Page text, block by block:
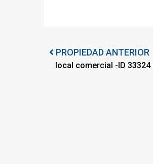
PROPIEDAD ANTERIOR
local comercial -ID